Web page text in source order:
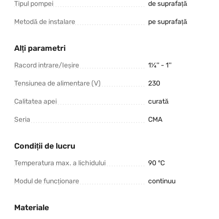
Tipul pompei de suprafață
Metodă de instalare pe suprafață
Alți parametri
Racord intrare/Ieșire 1¼'' - 1''
Tensiunea de alimentare (V) 230
Calitatea apei curată
Seria CMA
Condiții de lucru
Temperatura max. a lichidului 90 °C
Modul de funcționare continuu
Materiale